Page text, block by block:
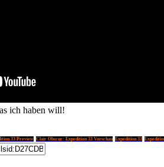
ich haben will!
33 Preview Clair Obscur: Expedition 33 Vorschau Expedition 33